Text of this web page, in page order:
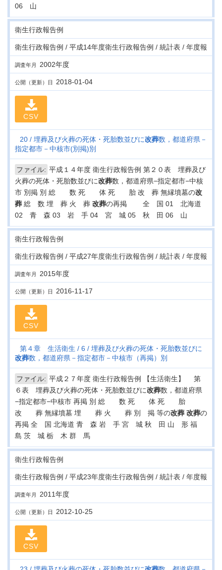
06 山
衛生行政報告例
衛生行政報告例 / 平成14年度衛生行政報告例 / 統計表 / 年度報
調査年月 2002年度
公開（更新）日 2018-01-04
CSV
20 埋葬及び火葬の死体・死胎数並びに改葬数，都道府県－
指定都市－中核市(別掲)別
ファイル: 平成１４年度 衛生行政報告例 第２０表 埋葬及び
火葬の死体・死胎数並びに改葬数，都道府県−指定都市−中核
市 別掲 別 総 数 死 体 死 胎 改 葬 無縁墳墓の改
葬 総 数 埋 葬 火 葬 改葬の再掲 全 国 01 北海道
02 青 森 03 岩 手 04 宮 城 05 秋 田 06 山
衛生行政報告例
衛生行政報告例 / 平成27年度衛生行政報告例 / 統計表 / 年度報
調査年月 2015年度
公開（更新）日 2016-11-17
CSV
第４章 生活衛生 6
埋葬及び火葬の死体・死胎数並びに
改葬数，都道府県－指定都市－中核市（再掲）別
ファイル: 平成２７年度 衛生行政報告例 【生活衛生】 第
６表 埋葬及び火葬の死体・死胎数並びに改葬数，都道府県
−指定都市−中核市 再掲 別 総 数 死 体 死 胎
改 葬 無縁墳墓 埋 葬 火 葬 別 掲 等の改葬 改葬の
再掲 全 国 北海道 青 森 岩 手 宮 城 秋 田 山 形 福
島 茨 城 栃 木 群 馬
衛生行政報告例
衛生行政報告例 / 平成23年度衛生行政報告例 / 統計表 / 年度報
調査年月 2011年度
公開（更新）日 2012-10-25
CSV